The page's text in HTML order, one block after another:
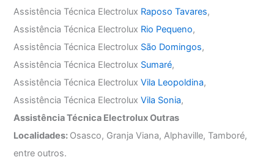
Assistência Técnica Electrolux Raposo Tavares,
Assistência Técnica Electrolux Rio Pequeno,
Assistência Técnica Electrolux São Domingos,
Assistência Técnica Electrolux Sumaré,
Assistência Técnica ElectroluxVila Leopoldina,
Assistência Técnica ElectroluxVila Sonia,
Assistência Técnica Electrolux Outras
Localidades: Osasco, Granja Viana, Alphaville, Tamboré,
entre outros.